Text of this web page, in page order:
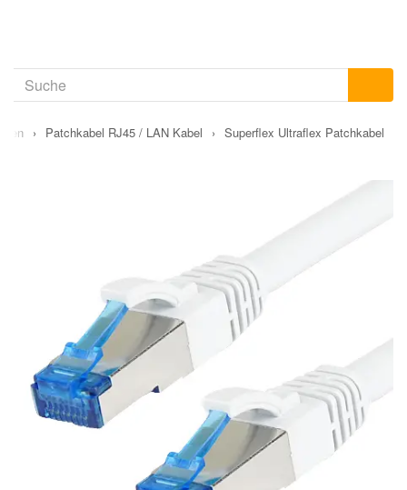
› Patchkabel RJ45 / LAN Kabel › Superflex Ultraflex Patchkabel